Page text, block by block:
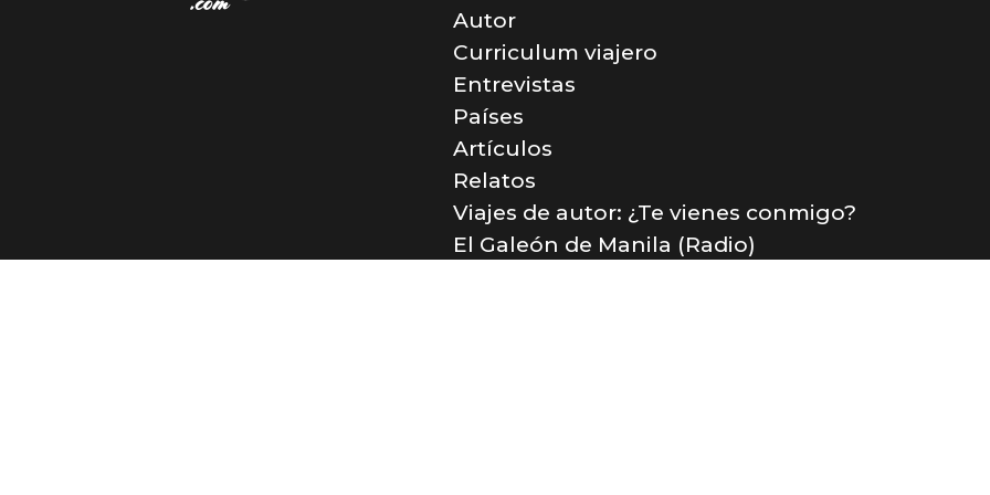
Autor
Curriculum viajero
Entrevistas
Países
Artículos
Relatos
Viajes de autor: ¿Te vienes conmigo?
El Galeón de Manila (Radio)